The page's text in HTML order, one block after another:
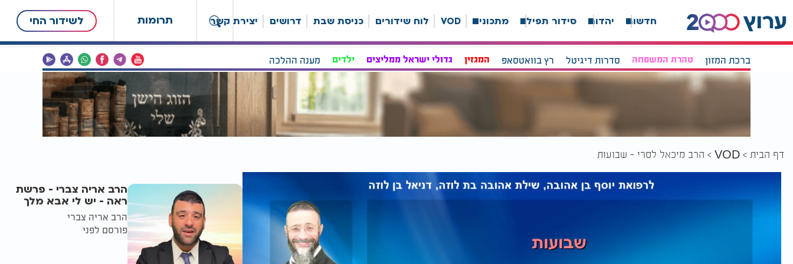
תרומות לשידור החי חדשות יהדות סידור תפילה מתכונים VOD לוח שידורים כניסת שבת דרושים יצירת קשר
ברכת המזון טהרת המשפחה סדרות דיגיטל רץ בוואטסאפ המגזין גדולי ישראל ממליצים ילדים מענה ההלכה
דף הבית VOD הרב מיכאל לסרי - שבועות
הרב אריה צברי - פרשת
ראה - יש לי אבא מלך
הרב אריה צברי
פורסם לפני